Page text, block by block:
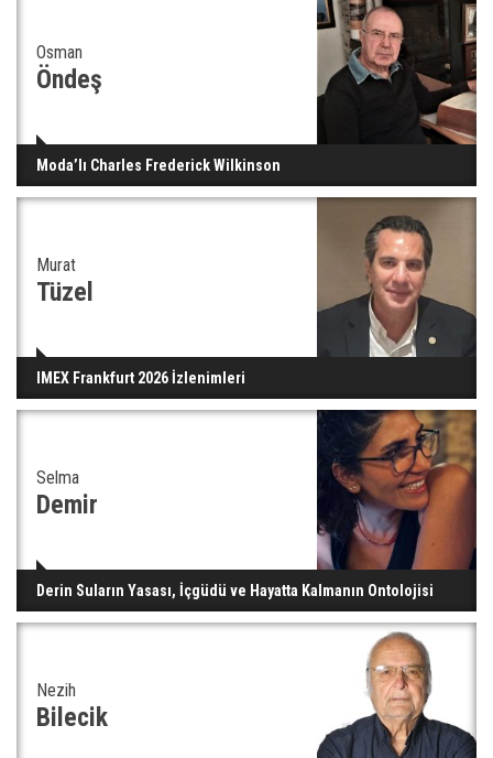
Osman
Öndeş
Moda’lı Charles Frederick Wilkinson
Murat
Tüzel
IMEX Frankfurt 2026 İzlenimleri
Selma
Demir
Derin Suların Yasası, İçgüdü ve Hayatta Kalmanın Ontolojisi
Nezih
Bilecik